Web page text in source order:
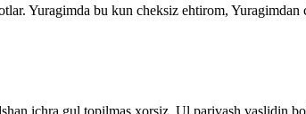
Yuragimda bu kun cheksiz ehtirom,